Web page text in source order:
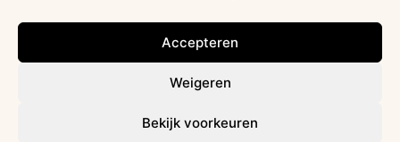
Accepteren
Weigeren
Bekijk voorkeuren